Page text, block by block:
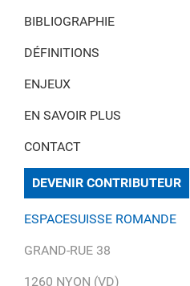
BIBLIOGRAPHIE
DÉFINITIONS
ENJEUX
EN SAVOIR PLUS
CONTACT
DEVENIR CONTRIBUTEUR
ESPACESUISSE ROMANDE
GRAND-RUE 38
1260 NYON (VD)